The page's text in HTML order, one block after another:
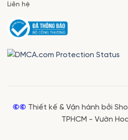
Liên hệ
©© Thiết kế & Vận hành bởi
TPHCM - Vườn